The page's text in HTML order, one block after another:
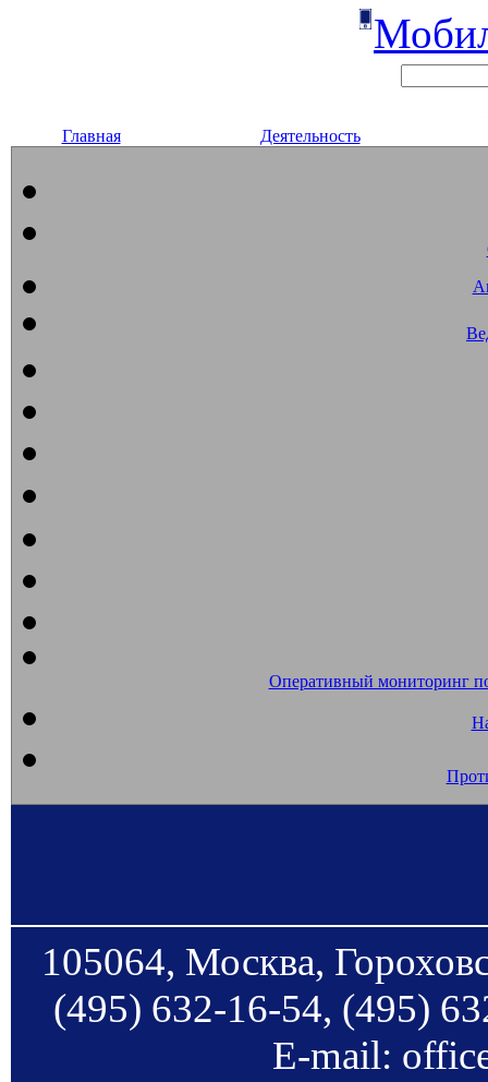
Главная Деятельность
Оперативный мониторинг
105064, Москва,
(495) 632-16-54, (495)
E-mail: